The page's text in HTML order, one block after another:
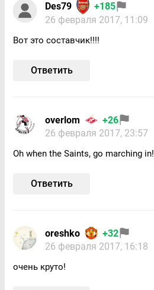
Des79
+185
26 февраля 2017, 11:09
Вот это составчик!!!!
Ответить
overlom
+26
26 февраля 2017, 23:57
Oh when the Saints, go marching in!
Ответить
oreshko
+32
26 февраля 2017, 16:18
очень круто!